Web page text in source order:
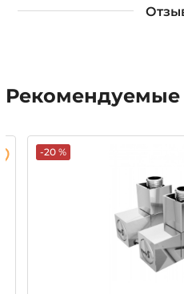
Рекомендуемые
-20 %